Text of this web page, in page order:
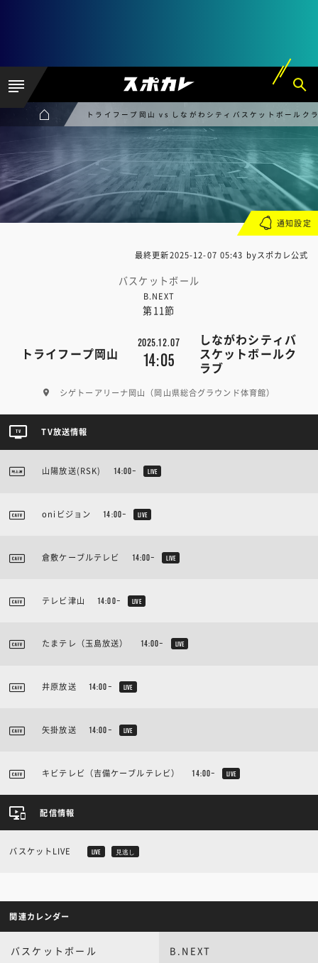
トライフープ岡山 vs しながわシティバスケットボールク
最終更新2025-12-07 05:43 byスポカレ公式
バスケットボール
B.NEXT
第11節
トライフープ岡山
2025.12.07
14:05
しながわシティバ
スケットボールク
ラブ
シゲトーアリーナ岡山（岡山県総合グラウンド体育館）
通知設定
TV放送情報
山陽放送(RSK) 14:00~ LIVE
oniビジョン 14:00~ LIVE
倉敷ケーブルテレビ 14:00~ LIVE
テレビ津山 14:00~ LIVE
たまテレ（玉島放送） 14:00~ LIVE
井原放送 14:00~ LIVE
矢掛放送 14:00~ LIVE
キビテレビ（吉備ケーブルテレビ） 14:00~ LIVE
配信情報
バスケットLIVE LIVE 見逃し
関連カレンダー
バスケットボール B.NEXT